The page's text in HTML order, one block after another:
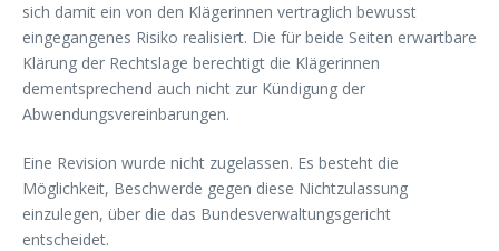
sich damit ein von den Klägerinnen vertraglich bewusst
eingegangenes Risiko realisiert. Die für beide Seiten erwartbare
Klärung der Rechtslage berechtigt die Klägerinnen
dementsprechend auch nicht zur Kündigung der
Abwendungsvereinbarungen.
Eine Revision wurde nicht zugelassen. Es besteht die
Möglichkeit, Beschwerde gegen diese Nichtzulassung
einzulegen, über die das Bundesverwaltungsgericht
entscheidet.